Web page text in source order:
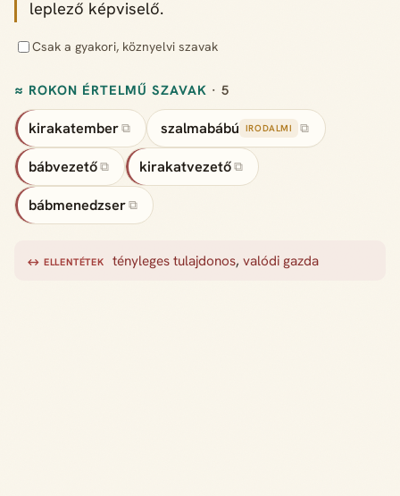
leplező képviselő.
Csak a gyakori, köznyelvi szavak
≈ ROKON ÉRTELMŰ SZAVAK · 5
kirakatember ⧉ szalmabábú IRODALMI ⧉
bábvezető ⧉ kirakatvezető ⧉
bábmenedzser ⧉
↔ ELLENTÉTEK tényleges tulajdonos,valódi gazda